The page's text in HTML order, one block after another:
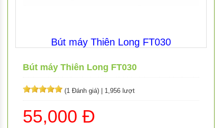
Bút máy Thiên Long FT030
Bút máy Thiên Long FT030
(1 Đánh giá) 1,956 lượt
55,000 Đ